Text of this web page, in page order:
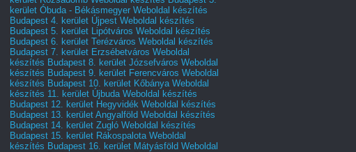
kerület Óbuda - Békásmegyer Weboldal készítés
Budapest 4. kerület Újpest Weboldal készítés
Budapest 5. kerület Lipótváros Weboldal készítés
Budapest 6. kerület Terézváros Weboldal készítés
Budapest 7. kerület Erzsébetváros Weboldal
készítés Budapest 8. kerület Józsefváros Weboldal
készítés Budapest 9. kerület Ferencváros Weboldal
készítés Budapest 10. kerület Kőbánya Weboldal
készítés 11. kerület Újbuda Weboldal készítés
Budapest 12. kerület Hegyvidék Weboldal készítés
Budapest 13. kerület Angyalföld Weboldal készítés
Budapest 14. kerület Zugló Weboldal készítés
Budapest 15. kerület Rákospalota Weboldal
készítés Budapest 16. kerület Mátyásföld Weboldal